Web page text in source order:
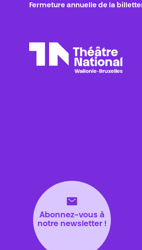
Fermeture annuelle de la
Abonnez-vous à
notre newsletter !